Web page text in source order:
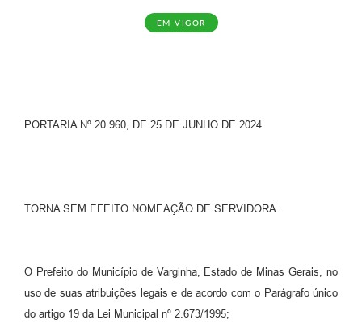
EM VIGOR
PORTARIA Nº 20.960, DE 25 DE JUNHO DE 2024.
TORNA SEM EFEITO NOMEAÇÃO DE SERVIDORA.
O Prefeito do Município de Varginha, Estado de Minas Gerais, no
uso de suas atribuições legais e de acordo com o Parágrafo único
do artigo 19 da Lei Municipal nº 2.673/1995;